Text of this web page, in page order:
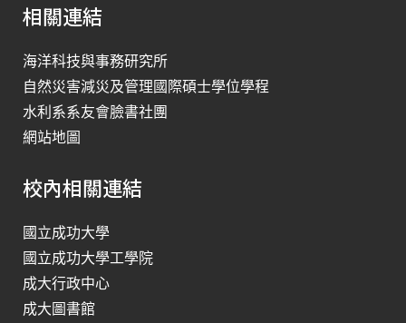
相關連結
海洋科技與事務研究所
自然災害減災及管理國際碩士學位學程
水利系系友會臉書社團
網站地圖
校內相關連結
國立成功大學
國立成功大學工學院
成大行政中心
成大圖書館